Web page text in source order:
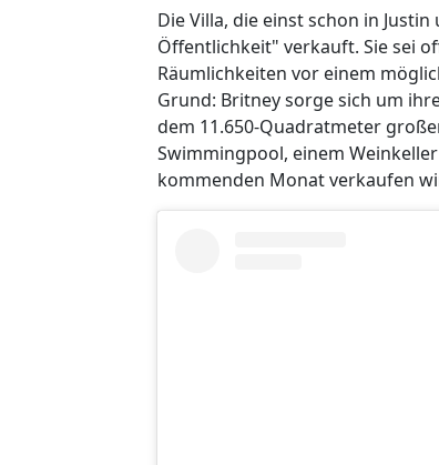
Die Villa, die einst schon in
Öffentlichkeit" verkauft. Sie sei
Räumlichkeiten vor einem
Grund: Britney sorge sich um
dem 11.650-Quadratmeter
Swimmingpool, einem
kommenden Monat verkaufen